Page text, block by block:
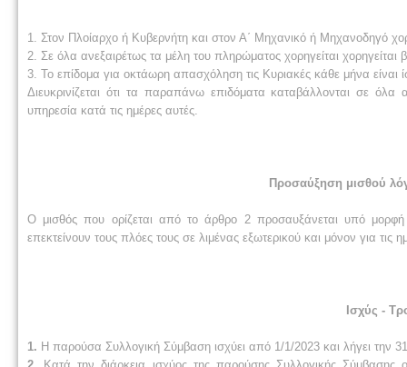
1. Στον Πλοίαρχο ή Κυβερνήτη και στον Α΄ Μηχανικό ή Μηχανοδηγό
2. Σε όλα ανεξαιρέτως τα μέλη του πληρώματος χορηγείται χορηγείται
3. Το επίδομα για οκτάωρη απασχόληση τις Κυριακές κάθε μήνα είναι
Διευκρινίζεται ότι τα παραπάνω επιδόματα καταβάλλονται σε
υπηρεσία κατά τις ημέρες αυτές.
Προσαύξηση μισθού
Ο μισθός που ορίζεται από το άρθρο 2 προσαυξάνεται υπό
επεκτείνουν τους πλόες τους σε λιμένας εξωτερικού και μόνον για
Ισχύς -
1. Η παρούσα Συλλογική Σύμβαση ισχύει από 1/1/2023 και λήγει την